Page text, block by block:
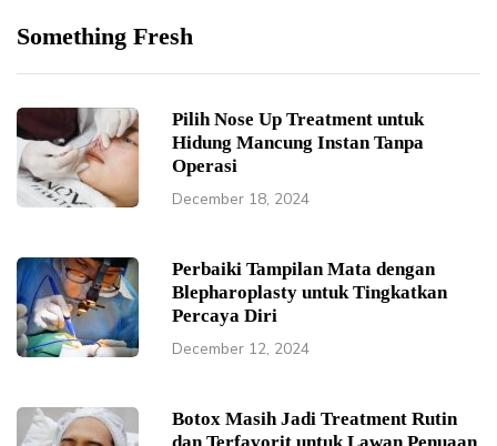
Something Fresh
Pilih Nose Up Treatment untuk
Hidung Mancung Instan Tanpa
Operasi
December 18, 2024
Perbaiki Tampilan Mata dengan
Blepharoplasty untuk Tingkatkan
Percaya Diri
December 12, 2024
Botox Masih Jadi Treatment Rutin
dan Terfavorit untuk Lawan Penuaan